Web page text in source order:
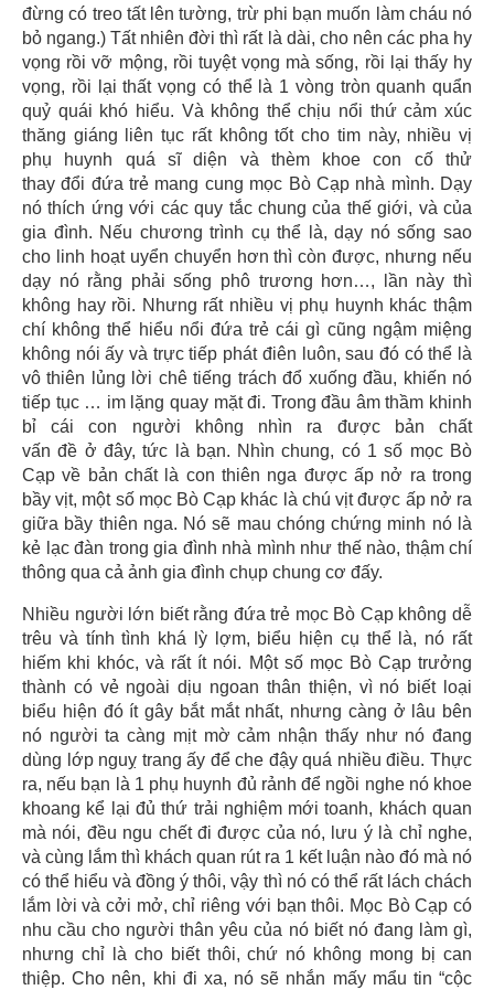
đừng có treo tất lên tường, trừ phi bạn muốn làm cháu nó
bỏ ngang.) Tất nhiên đời thì rất là dài, cho nên các pha hy
vọng rồi vỡ mộng, rồi tuyệt vọng mà sống, rồi lại thấy hy
vọng, rồi lại thất vọng có thể là 1 vòng tròn quanh quẩn
quỷ quái khó hiểu. Và không thể chịu nổi thứ cảm xúc
thăng giáng liên tục rất không tốt cho tim này, nhiều vị
phụ huynh quá sĩ diện và thèm khoe con cố thử
thay đổi đứa trẻ mang cung mọc Bò Cạp nhà mình. Dạy
nó thích ứng với các quy tắc chung của thế giới, và của
gia đình. Nếu chương trình cụ thể là, dạy nó sống sao
cho linh hoạt uyển chuyển hơn thì còn được, nhưng nếu
dạy nó rằng phải sống phô trương hơn…, lần này thì
không hay rồi. Nhưng rất nhiều vị phụ huynh khác thậm
chí không thể hiểu nổi đứa trẻ cái gì cũng ngậm miệng
không nói ấy và trực tiếp phát điên luôn, sau đó có thể là
vô thiên lủng lời chê tiếng trách đổ xuống đầu, khiến nó
tiếp tục … im lặng quay mặt đi. Trong đầu âm thầm khinh
bỉ cái con người không nhìn ra được bản chất
vấn đề ở đây, tức là bạn. Nhìn chung, có 1 số mọc Bò
Cạp về bản chất là con thiên nga được ấp nở ra trong
bầy vịt, một số mọc Bò Cạp khác là chú vịt được ấp nở ra
giữa bầy thiên nga. Nó sẽ mau chóng chứng minh nó là
kẻ lạc đàn trong gia đình nhà mình như thế nào, thậm chí
thông qua cả ảnh gia đình chụp chung cơ đấy.
Nhiều người lớn biết rằng đứa trẻ mọc Bò Cạp không dễ
trêu và tính tình khá lỳ lợm, biểu hiện cụ thể là, nó rất
hiếm khi khóc, và rất ít nói. Một số mọc Bò Cạp trưởng
thành có vẻ ngoài dịu ngoan thân thiện, vì nó biết loại
biểu hiện đó ít gây bắt mắt nhất, nhưng càng ở lâu bên
nó người ta càng mịt mờ cảm nhận thấy như nó đang
dùng lớp nguỵ trang ấy để che đậy quá nhiều điều. Thực
ra, nếu bạn là 1 phụ huynh đủ rảnh để ngồi nghe nó khoe
khoang kể lại đủ thứ trải nghiệm mới toanh, khách quan
mà nói, đều ngu chết đi được của nó, lưu ý là chỉ nghe,
và cùng lắm thì khách quan rút ra 1 kết luận nào đó mà nó
có thể hiểu và đồng ý thôi, vậy thì nó có thể rất lách chách
lắm lời và cởi mở, chỉ riêng với bạn thôi. Mọc Bò Cạp có
nhu cầu cho người thân yêu của nó biết nó đang làm gì,
nhưng chỉ là cho biết thôi, chứ nó không mong bị can
thiệp. Cho nên, khi đi xa, nó sẽ nhắn mấy mẩu tin “cộc